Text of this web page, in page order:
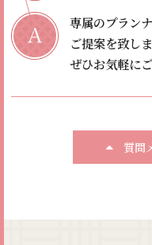
専属のプラン
ご提案を致しま
ぜひお気軽に
質問